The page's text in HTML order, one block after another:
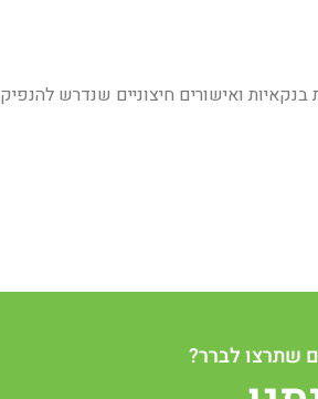
בנקאיות ואישורים חיצוניים שנדרש להנפיק
שתרצו לברר?